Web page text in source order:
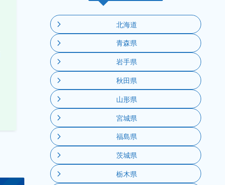
北海道
青森県
岩手県
秋田県
山形県
宮城県
福島県
茨城県
栃木県